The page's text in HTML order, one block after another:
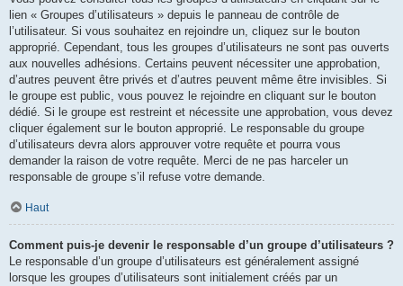
lien « Groupes d’utilisateurs » depuis le panneau de contrôle de
l’utilisateur. Si vous souhaitez en rejoindre un, cliquez sur le bouton
approprié. Cependant, tous les groupes d’utilisateurs ne sont pas ouverts
aux nouvelles adhésions. Certains peuvent nécessiter une approbation,
d’autres peuvent être privés et d’autres peuvent même être invisibles. Si
le groupe est public, vous pouvez le rejoindre en cliquant sur le bouton
dédié. Si le groupe est restreint et nécessite une approbation, vous devez
cliquer également sur le bouton approprié. Le responsable du groupe
d’utilisateurs devra alors approuver votre requête et pourra vous
demander la raison de votre requête. Merci de ne pas harceler un
responsable de groupe s’il refuse votre demande.
Haut
Comment puis-je devenir le responsable d’un groupe d’utilisateurs ?
Le responsable d’un groupe d’utilisateurs est généralement assigné
lorsque les groupes d’utilisateurs sont initialement créés par un